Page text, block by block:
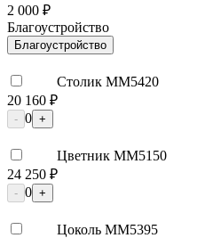
2 000 ₽
Благоустройство
Благоустройство
Столик ММ5420
20 160 ₽
- 0 +
Цветник ММ5150
24 250 ₽
- 0 +
Цоколь ММ5395